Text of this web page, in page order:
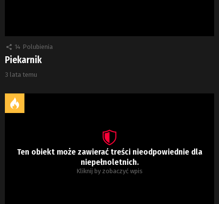
14 Polubienia
Piekarnik
3 lata temu
Ten obiekt może zawierać treści nieodpowiednie dla
niepełnoletnich.
Kliknij by zobaczyć wpis